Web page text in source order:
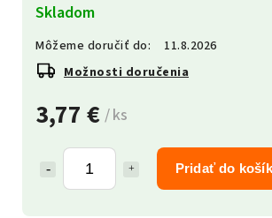
3,77 € / ks
Pridať do
Skladom
Môžeme doručiť do:
11.8.2026
Možnosti doručenia